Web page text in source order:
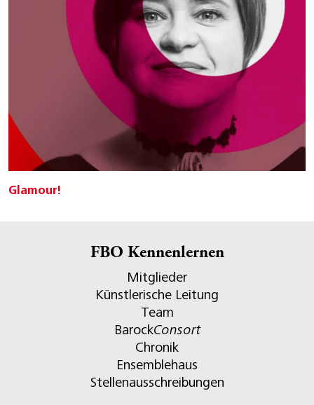
Glamour!
FBO Kennenlernen
Mitglieder
Künstlerische Leitung
Team
BarockConsort
Chronik
Ensemblehaus
Stellenausschreibungen